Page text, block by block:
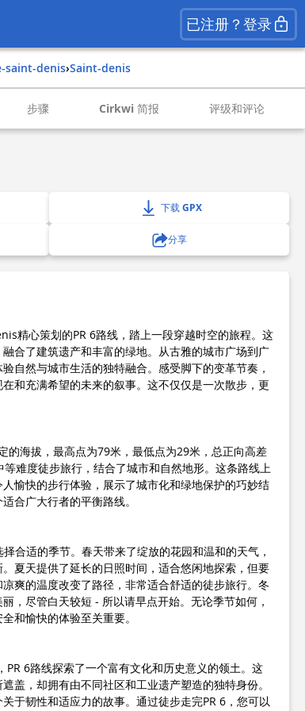
已注册？登录
saint-denis› saint-denis
步骤 Cirkwi 简报 评级和评论
下载 GPX
分享
精心策划的PR 6路线，踏上一段穿越时空的旅程。这
合了建筑遗产和丰富的绿地。从古雅的城市广场到广
自然与城市生活的独特融合。感受脚下的变革节奏，
和充满希望的未来的叙事。这不仅仅是一次散步，更
的海拔，最高点为79米，最低点为29米，总正向高差
难度徒步旅行，结合了城市和自然地形。这条路线上
愉快的步行体验，展示了城市化和绿地保护的巧妙结
合广大行者的平衡路线。
合适的季节。春天带来了绽放的花园和温和的天气，
夏天提供了延长的日照时间，适合悠闲地探索，但要
爽的温度改变了路径，非常适合舒适的徒步旅行。冬
，尽管白天较短 - 所以请早点开始。无论季节如何，
和愉快的体验至关重要。
6路线探索了一个富有文化和历史意义的领土。这
盖，却拥有由不同社区和工业遗产塑造的独特身份。
于韧性和适应力的故事。通过徒步走完PR 6，您可以